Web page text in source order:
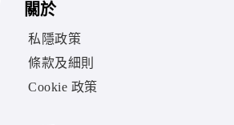
關於
私隱政策
條款及細則
Cookie 政策